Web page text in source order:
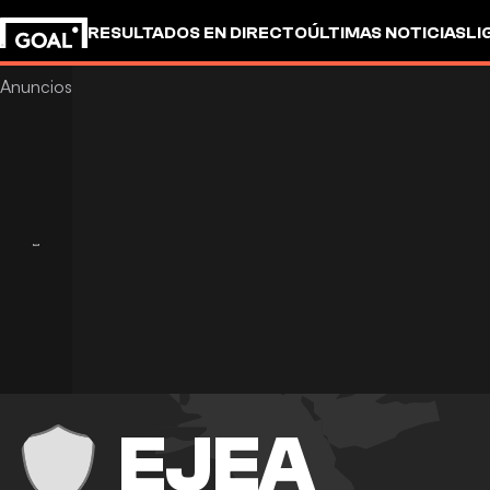
RESULTADOS EN DIRECTOÚLTIMAS NOTICIAS
EJEA